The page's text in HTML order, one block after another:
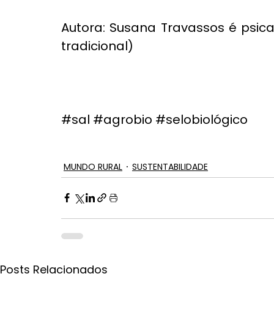
Autora: Susana Travassos é
tradicional)
#sal #agrobio #selobiológico
MUNDO RURAL SUSTENTABILIDADE
Posts Relacionados